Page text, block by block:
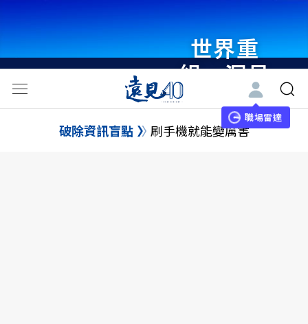
世界重
組・洞見
未來 與
世界領袖
職場雷達
破除資訊盲點 刷手機就能變厲害